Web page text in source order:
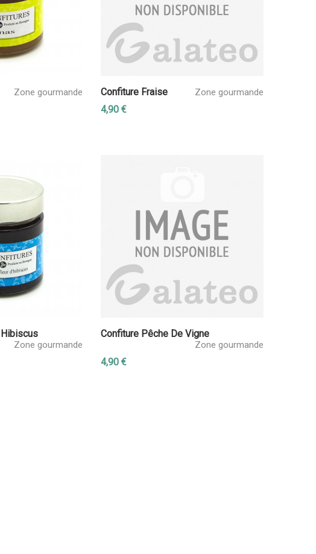
Zone gourmande Confiture Fraise Zone gourmande
4,90 €
Zone gourmande
Confiture Pêche De Vigne
Zone gourmande
4,90 €